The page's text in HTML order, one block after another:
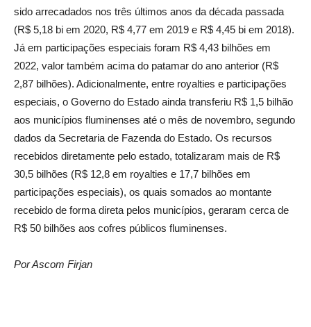
sido arrecadados nos três últimos anos da década passada
(R$ 5,18 bi em 2020, R$ 4,77 em 2019 e R$ 4,45 bi em 2018).
Já em participações especiais foram R$ 4,43 bilhões em
2022, valor também acima do patamar do ano anterior (R$
2,87 bilhões). Adicionalmente, entre royalties e participações
especiais, o Governo do Estado ainda transferiu R$ 1,5 bilhão
aos municípios fluminenses até o mês de novembro, segundo
dados da Secretaria de Fazenda do Estado. Os recursos
recebidos diretamente pelo estado, totalizaram mais de R$
30,5 bilhões (R$ 12,8 em royalties e 17,7 bilhões em
participações especiais), os quais somados ao montante
recebido de forma direta pelos municípios, geraram cerca de
R$ 50 bilhões aos cofres públicos fluminenses.
Por Ascom Firjan